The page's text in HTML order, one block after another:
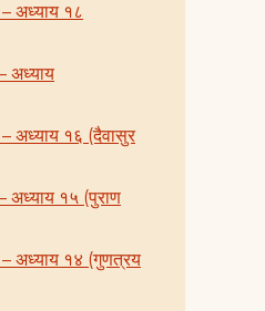
– अध्याय १८
अध्याय
– अध्याय १६ (दैवासुर
अध्याय १५ (पुराण
– अध्याय १४ (गुणत्रय